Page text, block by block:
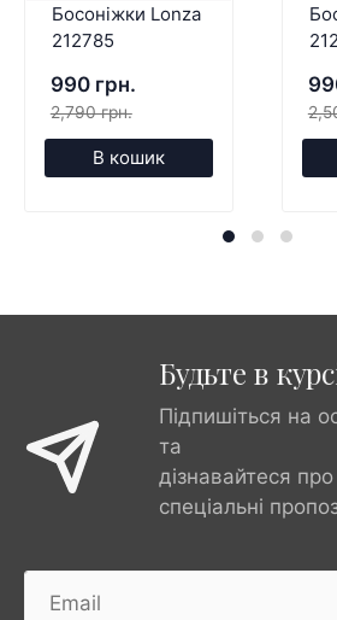
Босоніжки Lonza
212785
990 грн.
2,790 грн.
В кошик
Будьте в
Підпишіться на
та
дізнавайтеся
спеціальні